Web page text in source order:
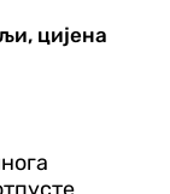
цијена